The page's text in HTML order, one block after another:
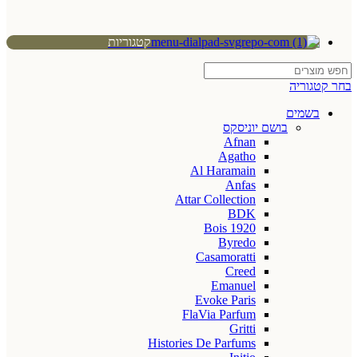
קטגוריות
בחר קטגוריה
בשמים
בושם יוניסקס
Afnan
Agatho
Al Haramain
Anfas
Attar Collection
BDK
Bois 1920
Byredo
Casamoratti
Creed
Emanuel
Evoke Paris
FlaVia Parfum
Gritti
Histories De Parfums